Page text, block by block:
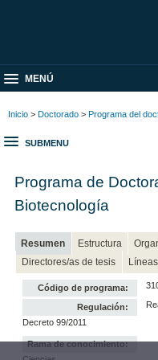
MENÚ
Inicio > Doctorado > Programa del
SUBMENU
Programa de
Biotecnología
Resumen Estructura
Directores/as de tesis
Código de programa:
Regulación:
Decreto 99/2011
Rama de conocimiento: